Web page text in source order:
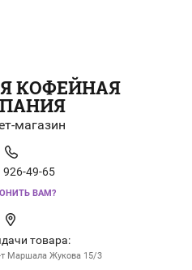
КОФЕЙНАЯ
магазин
926-49-65
ВАМ?
товара:
т Маршала Жукова 15/3